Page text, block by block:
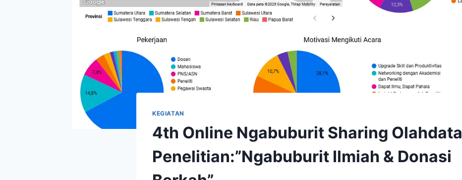
KEGIATAN
4th Online Ngabuburit Sharing Olahdata
Penelitian:”Ngabuburit Ilmiah & Donasi